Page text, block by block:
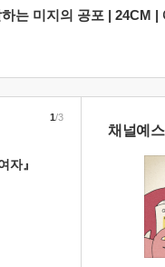
는 미지의 공포 | 24CM |
자』
1/3
채널예스